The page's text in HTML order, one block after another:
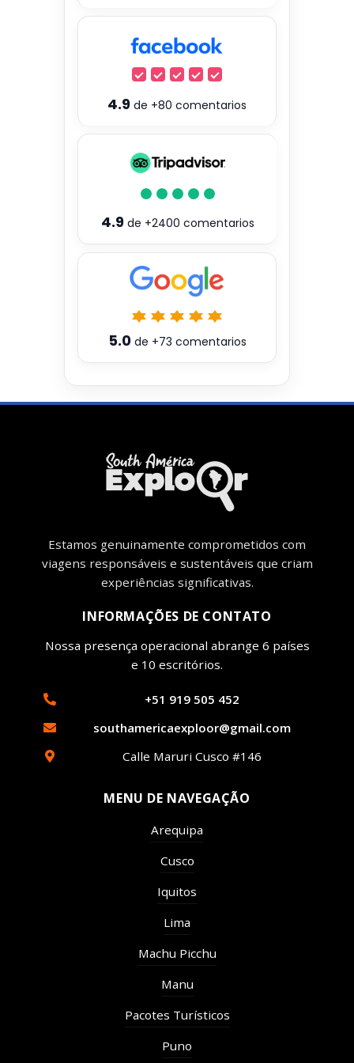
4.9 de +80 comentarios
4.9de +2400 comentarios
5.0de +73 comentarios
Estamos genuinamente comprometidos com
viagens responsáveis ​​e sustentáveis ​​que criam
experiências significativas.
INFORMAÇÕES DE CONTATO
Nossa presença operacional abrange 6 países
e 10 escritórios.
+51 919 505 452
southamericaexploor@gmail.com
Calle Maruri Cusco #146
MENU DE NAVEGAÇÃO
Arequipa
Cusco
Iquitos
Lima
Machu Picchu
Manu
Pacotes Turísticos
Puno